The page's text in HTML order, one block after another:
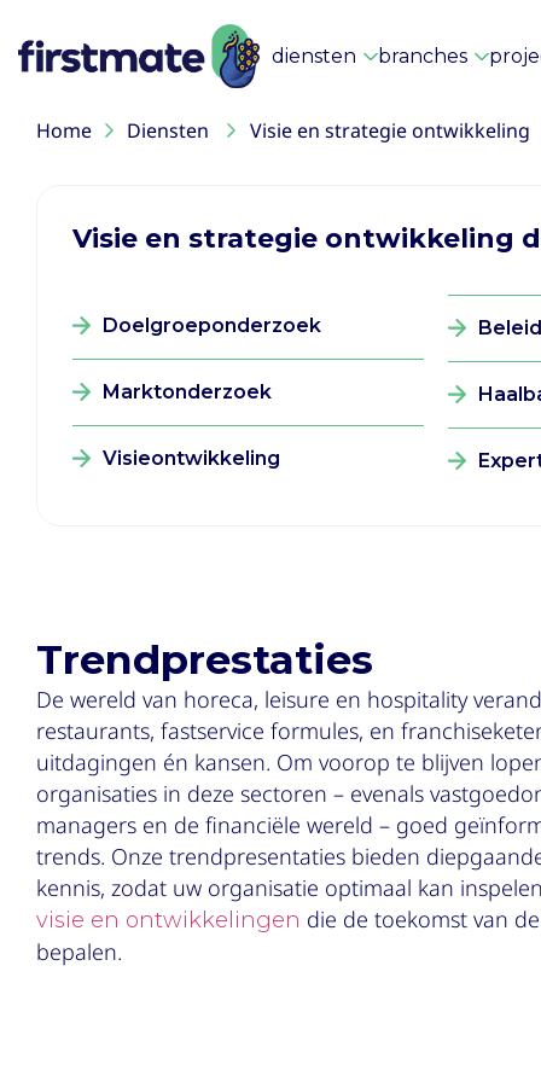
diensten branches
Home Diensten Visie en strategie ontwikkeling
Visie en strategie ontwikkeling
Doelgroeponderzoek
Marktonderzoek
Visieontwikkeling
Trendprestaties
De wereld van horeca, leisure en hospitality
restaurants, fastservice formules, en
uitdagingen én kansen. Om voorop te blijven
organisaties in deze sectoren – evenals
managers en de financiële wereld – goed
trends. Onze trendpresentaties bieden
kennis, zodat uw organisatie optimaal kan
visie en ontwikkelingen die de toekomst van
bepalen.